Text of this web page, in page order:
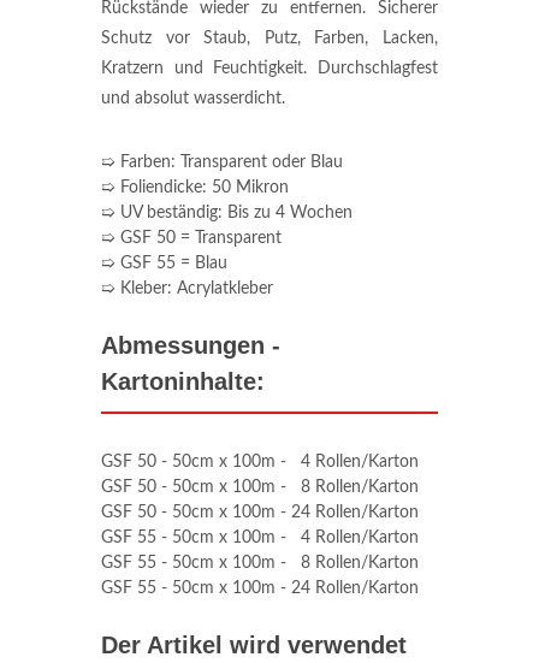
Rückstände wieder zu entfernen. Sicherer
Schutz vor Staub, Putz, Farben, Lacken,
Kratzern und Feuchtigkeit. Durchschlagfest
und absolut wasserdicht.
➯ Farben: Transparent oder Blau
➯ Foliendicke: 50 Mikron
➯ UV beständig: Bis zu 4 Wochen
➯ GSF 50 = Transparent
➯ GSF 55 = Blau
➯ Kleber: Acrylatkleber
Abmessungen -
Kartoninhalte:
GSF 50 - 50cm x 100m - 4 Rollen/Karton
GSF 50 - 50cm x 100m - 8 Rollen/Karton
GSF 50 - 50cm x 100m - 24 Rollen/Karton
GSF 55 - 50cm x 100m - 4 Rollen/Karton
GSF 55 - 50cm x 100m - 8 Rollen/Karton
GSF 55 - 50cm x 100m - 24 Rollen/Karton
Der Artikel wird verwendet